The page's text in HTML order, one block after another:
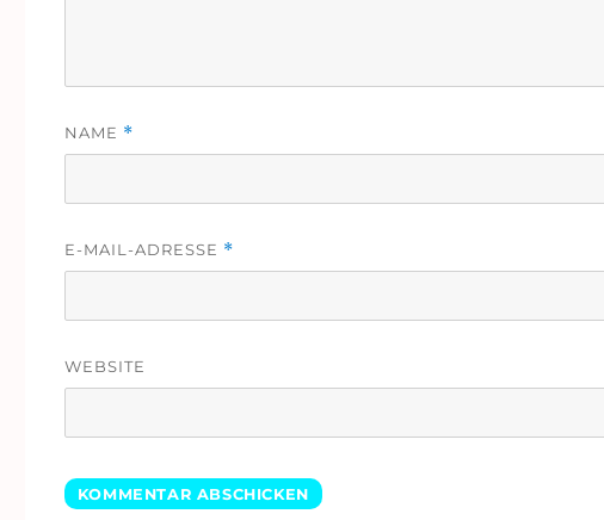
NAME *
E-MAIL-ADRESSE *
WEBSITE